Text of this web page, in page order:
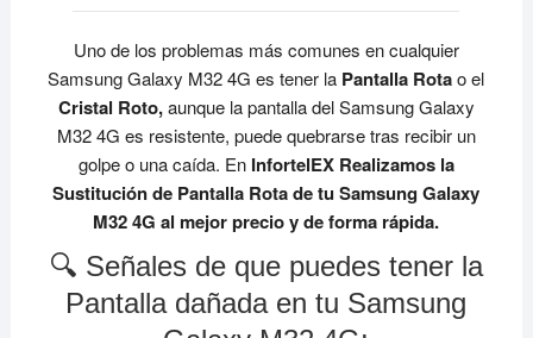
Uno de los problemas más comunes en cualquier
Samsung Galaxy M32 4G es tener la Pantalla Rotao el
Cristal Roto,aunque la pantalla del Samsung Galaxy
M32 4G es resistente, puede quebrarse tras recibir un
golpe o una caída. EnInfortelEX Realizamos la
Sustitución de Pantalla Rota de tu Samsung Galaxy
M32 4G al mejor precio y de forma rápida.
🔍 Señales de que puedes tener la
Pantalla dañada en tu Samsung